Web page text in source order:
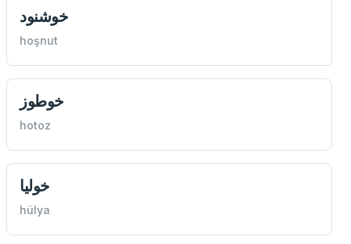
خوشنود
hoşnut
خوطوز
hotoz
خوليا
hülya